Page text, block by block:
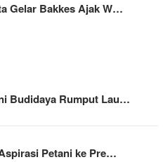
Gelar Bakkes Ajak W…
Budidaya Rumput Lau…
Petani ke Pre…